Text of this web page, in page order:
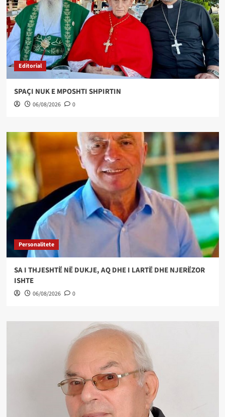
Editorial
SPAÇI NUK E MPOSHTI SHPIRTIN
06/08/2026 0
Personalitete
SA I THJESHTË NË DUKJE, AQ DHE I LARTË DHE NJERËZOR
ISHTE
06/08/2026 0